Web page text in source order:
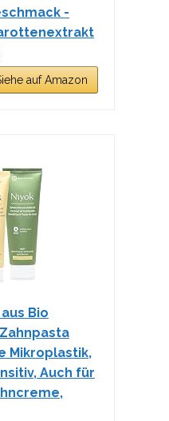
-
auf Amazon
Bio
Mikroplastik,
Auch für